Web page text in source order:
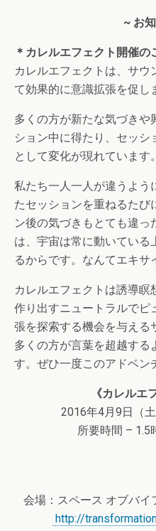
~ お
＊カレルエフェクト開催の
カレルエフェクトは、サウ
て効果的に意識拡張を促し
多くの方が新たな気づきや
ション中に得たり、セッシ
として変化が現れています。
私たち一人一人が違うよう
たセッションを重ねるたび
ン後の気づきもとても違
は、宇宙は常に動いている
るからです。なんてエキサ
カレルエフェクトは誘導
作り出すニュートラルでピ
張を探索する機会を与える
多くの方が言葉を超越する
す。ぜひ一度このアドベン
《カレルエ
2016年4月9日（
所要時間 – 1.5
会場：スペース オブバイ
http://